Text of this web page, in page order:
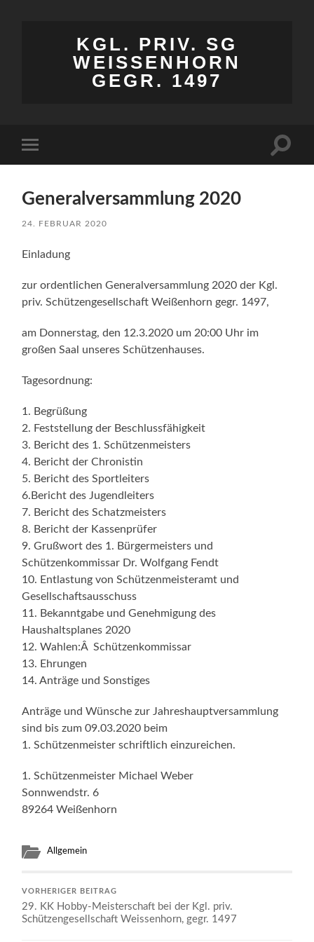
KGL. PRIV. SG
WEISSENHORN
GEGR. 1497
Menü
Generalversammlung 2020
24. FEBRUAR 2020
Einladung
zur ordentlichen Generalversammlung 2020 der Kgl.
priv. Schützengesellschaft Weißenhorn gegr. 1497,
am Donnerstag, den 12.3.2020 um 20:00 Uhr im
großen Saal unseres Schützenhauses.
Tagesordnung:
1. Begrüßung
2. Feststellung der Beschlussfähigkeit
3. Bericht des 1. Schützenmeisters
4. Bericht der Chronistin
5. Bericht des Sportleiters
6.Bericht des Jugendleiters
7. Bericht des Schatzmeisters
8. Bericht der Kassenprüfer
9. Grußwort des 1. Bürgermeisters und
Schützenkommissar Dr. Wolfgang Fendt
10. Entlastung von Schützenmeisteramt und
Gesellschaftsausschuss
11. Bekanntgabe und Genehmigung des
Haushaltsplanes 2020
12. Wahlen:Â Schützenkommissar
13. Ehrungen
14. Anträge und Sonstiges
Anträge und Wünsche zur Jahreshauptversammlung
sind bis zum 09.03.2020 beim
1. Schützenmeister schriftlich einzureichen.
1. Schützenmeister Michael Weber
Sonnwendstr. 6
89264 Weißenhorn
Allgemein
VORHERIGER BEITRAG
29. KK Hobby-Meisterschaft bei der Kgl. priv.
Schützengesellschaft Weissenhorn, gegr. 1497